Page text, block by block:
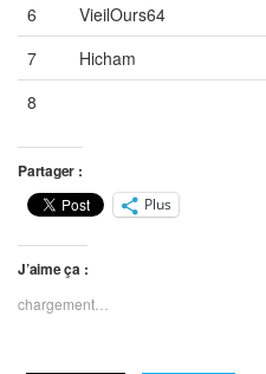
6
VieilOurs64
7
Hicham
8
Partager :
Plus
J’aime ça :
chargement…